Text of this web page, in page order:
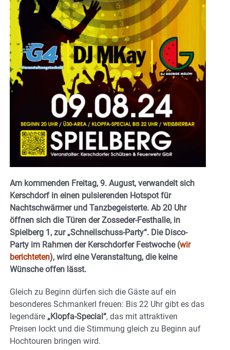
Am kommenden Freitag, 9. August, verwandelt sich
Kerschdorf in einen pulsierenden Hotspot für
Nachtschwärmer und Tanzbegeisterte. Ab 20 Uhr
öffnen sich die Türen der Zosseder-Festhalle, in
Spielberg 1, zur „Schnellschuss-Party“. Die Disco-
Party im Rahmen der Kerschdorfer Festwoche (wir
berichteten), wird eine Veranstaltung, die keine
Wünsche offen lässt.
Gleich zu Beginn dürfen sich die Gäste auf ein
besonderes Schmankerl freuen: Bis 22 Uhr gibt es das
legendäre „Klopfa-Special“, das mit attraktiven
Preisen lockt und die Stimmung gleich zu Beginn auf
Hochtouren bringen wird.